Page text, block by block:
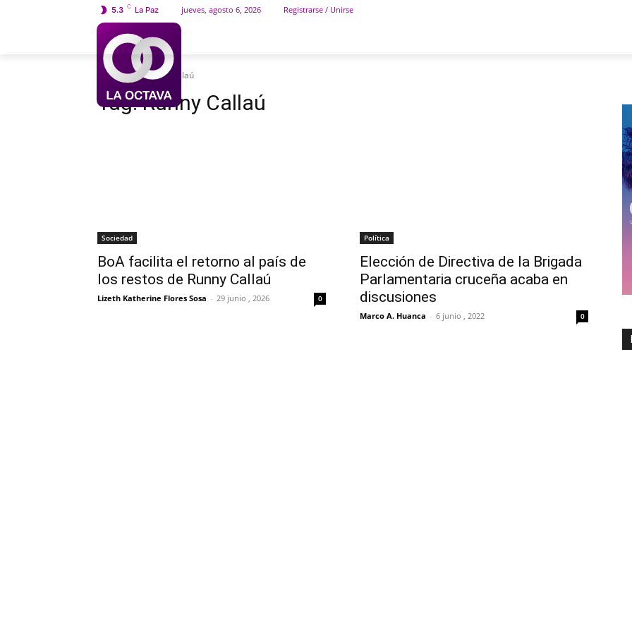
5.3 C La Paz jueves, agosto 6, 2026 Registrarse / Unirse
Etiquetas Runny Callaú
Tag:Runny Callaú
Sociedad
BoA facilita el retorno al país de
los restos de Runny Callaú
Lizeth Katherine Flores Sosa - 29 junio , 2026 0
Política
Elección de Directiva de la Brigada
Parlamentaria cruceña acaba en
discusiones
Marco A. Huanca - 6 junio , 2022 0